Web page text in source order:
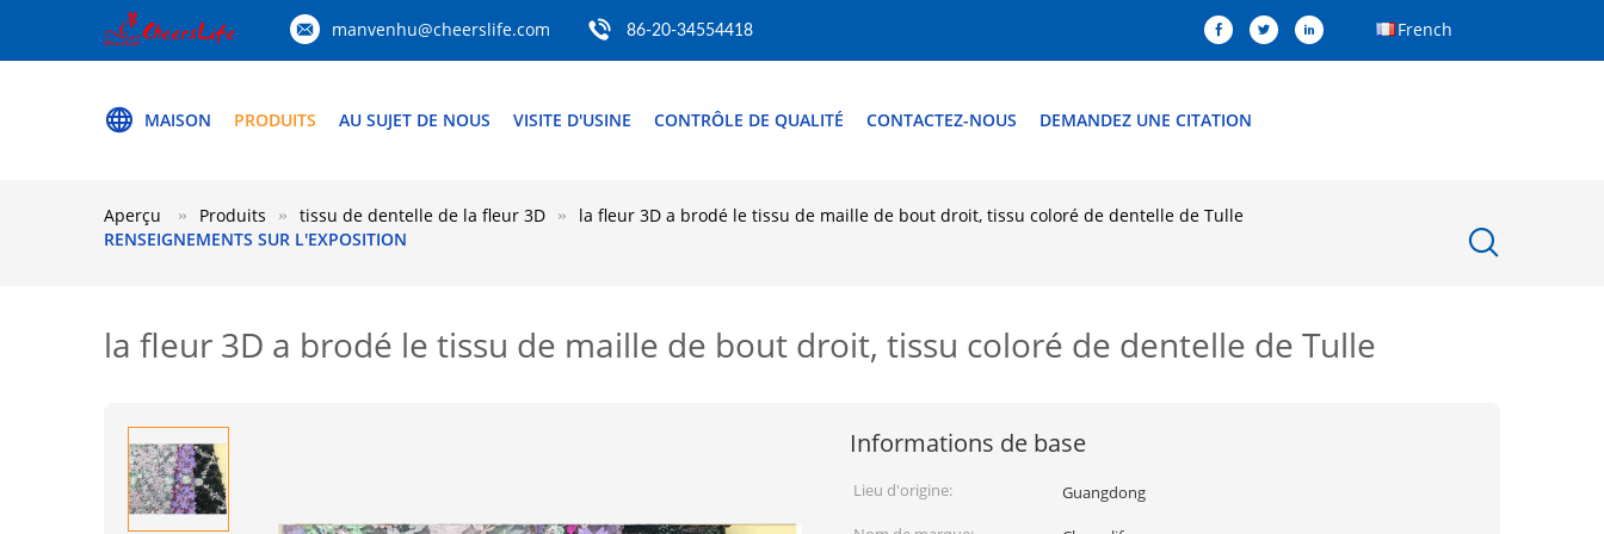
manvenhu@cheerslife.com 86-20-34554418 French
MAISON PRODUITS AU SUJET DE NOUS VISITE D'USINE CONTRÔLE DE QUALITÉ CONTACTEZ-NOUS DEMANDEZ UNE CITATION
RENSEIGNEMENTS SUR L'EXPOSITION
Aperçu Produits tissu de dentelle de la fleur 3D la fleur 3D a brodé le tissu de maille de bout droit, tissu coloré de dentelle de Tulle
la fleur 3D a brodé le tissu de maille de bout droit, tissu coloré de dentelle de Tulle
Informations de base
Lieu d'origine:
Guangdong